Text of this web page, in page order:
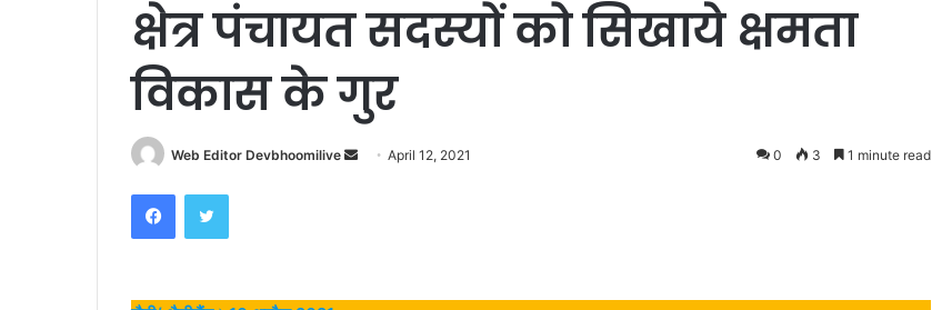
क्षेत्र पंचायत सदस्यों को सिखाये क्षमता
विकास के गुर
Web Editor Devbhoomilive
SendApril 12, 2021 0 3 1 minute read
FacebookTwitter